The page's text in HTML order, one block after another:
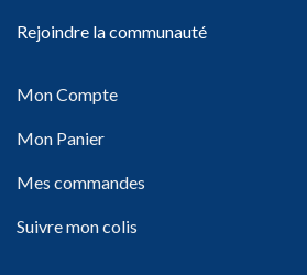
Rejoindre la communauté
Mon Compte
Mon Panier
Mes commandes
Suivre mon colis